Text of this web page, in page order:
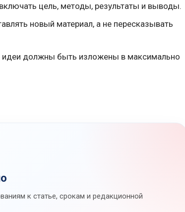
цель, методы, результаты и выводы.
новый материал, а не пересказывать
должны быть изложены в максимально
к статье, срокам и редакционной